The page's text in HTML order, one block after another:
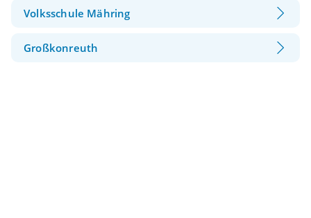
Volksschule Mähring
Großkonreuth